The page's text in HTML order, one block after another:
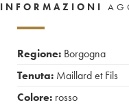
INFORMAZIONI
Regione: Borgogna
Tenuta: Maillard et Fils
Colore: rosso